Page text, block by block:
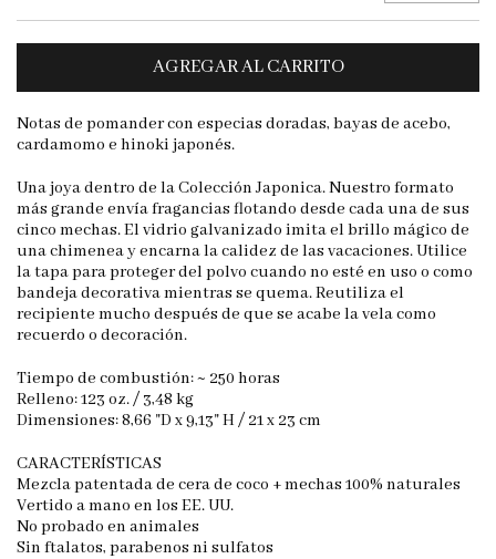
Notas de pomander con especias doradas, bayas de acebo,
cardamomo e hinoki japonés.
Una joya dentro de la Colección Japonica. Nuestro formato
más grande envía fragancias flotando desde cada una de sus
cinco mechas. El vidrio galvanizado imita el brillo mágico de
una chimenea y encarna la calidez de las vacaciones. Utilice
la tapa para proteger del polvo cuando no esté en uso o como
bandeja decorativa mientras se quema. Reutiliza el
recipiente mucho después de que se acabe la vela como
recuerdo o decoración.
Tiempo de combustión: ~ 250 horas
Relleno: 123 oz. / 3,48 kg
Dimensiones: 8,66 "D x 9,13" H / 21 x 23 cm
CARACTERÍSTICAS
Mezcla patentada de cera de coco + mechas 100% naturales
Vertido a mano en los EE. UU.
No probado en animales
Sin ftalatos, parabenos ni sulfatos